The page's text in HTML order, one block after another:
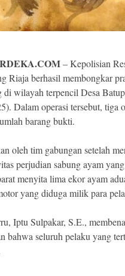
– Kepolisian
Riaja berhasil membongkar
di wilayah terpencil Desa
Dalam operasi tersebut, tiga
barang bukti.
oleh tim gabungan setelah
perjudian sabung ayam
menyita lima ekor ayam
yang diduga milik para
Iptu Sulpakar, S.E.,
bahwa seluruh pelaku yang